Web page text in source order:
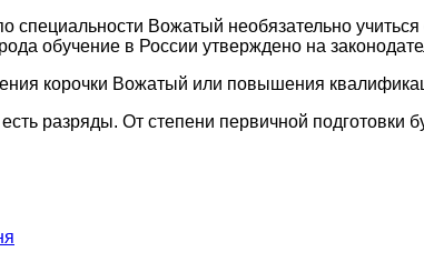
специальности Вожатый необязательно
обучение в России утверждено на
корочки Вожатый или повышения
разряды. От степени первичной